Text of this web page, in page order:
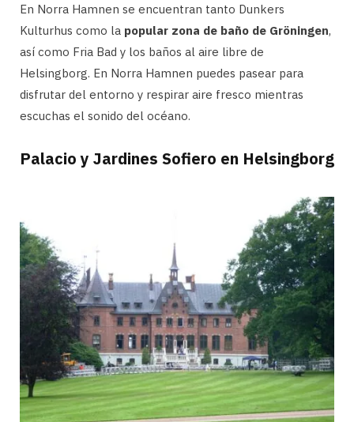
En Norra Hamnen se encuentran tanto Dunkers
Kulturhus como la popular zona de baño de Gröningen,
así como Fria Bad y los baños al aire libre de
Helsingborg. En Norra Hamnen puedes pasear para
disfrutar del entorno y respirar aire fresco mientras
escuchas el sonido del océano.
Palacio y Jardines Sofiero en Helsingborg